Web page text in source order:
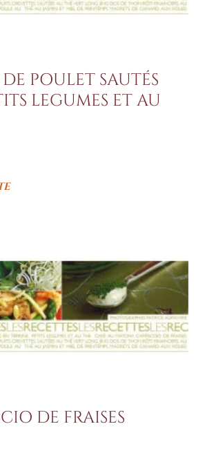
POULET SAUTÉS
LEGUMES ET AU
DE FRAISES